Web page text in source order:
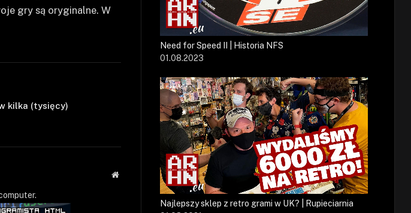
gry są oryginalne. W
kilka (tysięcy)
Strona
Need for Speed II | Historia NFS
01.08.2023
Najlepszy sklep z retro grami w UK? | Rupieciarnia